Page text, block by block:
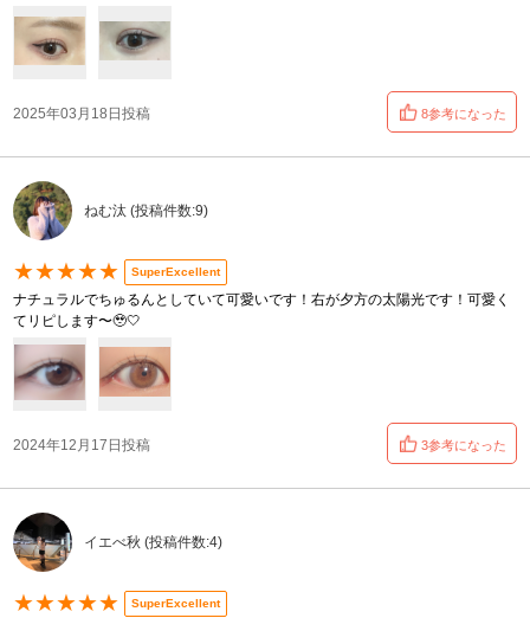
2025年03月18日投稿 8参考になった
ねむ汰 (投稿件数:9)
★★★★★ SuperExcellent
ナチュラルでちゅるんとしていて可愛いです！右が夕方の太陽光です！可愛く
てリピします〜🥹🤍
2024年12月17日投稿 3参考になった
イエべ秋 (投稿件数:4)
★★★★★ SuperExcellent